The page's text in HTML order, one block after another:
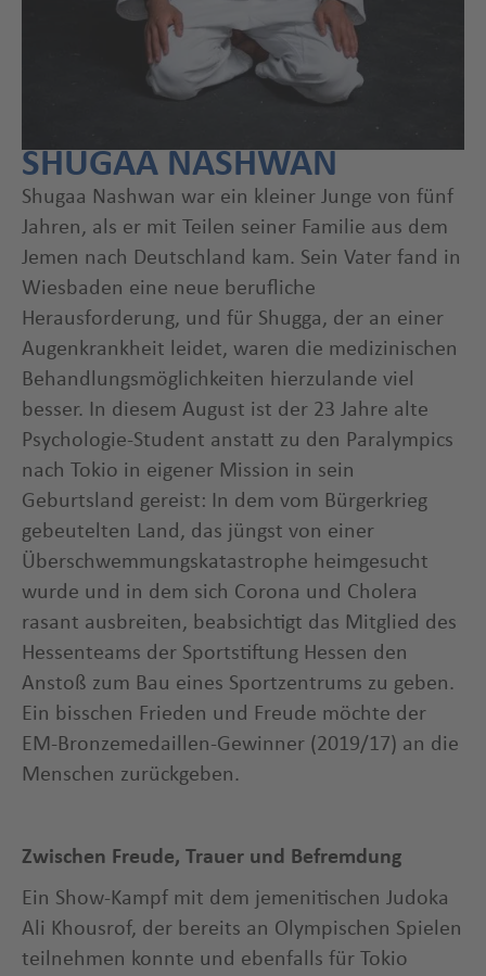
SHUGAA NASHWAN
Shugaa Nashwan war ein kleiner Junge von fünf
Jahren, als er mit Teilen seiner Familie aus dem
Jemen nach Deutschland kam. Sein Vater fand in
Wiesbaden eine neue berufliche
Herausforderung, und für Shugga, der an einer
Augenkrankheit leidet, waren die medizinischen
Behandlungsmöglichkeiten hierzulande viel
besser. In diesem August ist der 23 Jahre alte
Psychologie-Student anstatt zu den Paralympics
nach Tokio in eigener Mission in sein
Geburtsland gereist: In dem vom Bürgerkrieg
gebeutelten Land, das jüngst von einer
Überschwemmungskatastrophe heimgesucht
wurde und in dem sich Corona und Cholera
rasant ausbreiten, beabsichtigt das Mitglied des
Hessenteams der Sportstiftung Hessen den
Anstoß zum Bau eines Sportzentrums zu geben.
Ein bisschen Frieden und Freude möchte der
EM-Bronzemedaillen-Gewinner (2019/17) an die
Menschen zurückgeben.
Zwischen Freude, Trauer und Befremdung
Ein Show-Kampf mit dem jemenitischen Judoka
Ali Khousrof, der bereits an Olympischen Spielen
teilnehmen konnte und ebenfalls für Tokio